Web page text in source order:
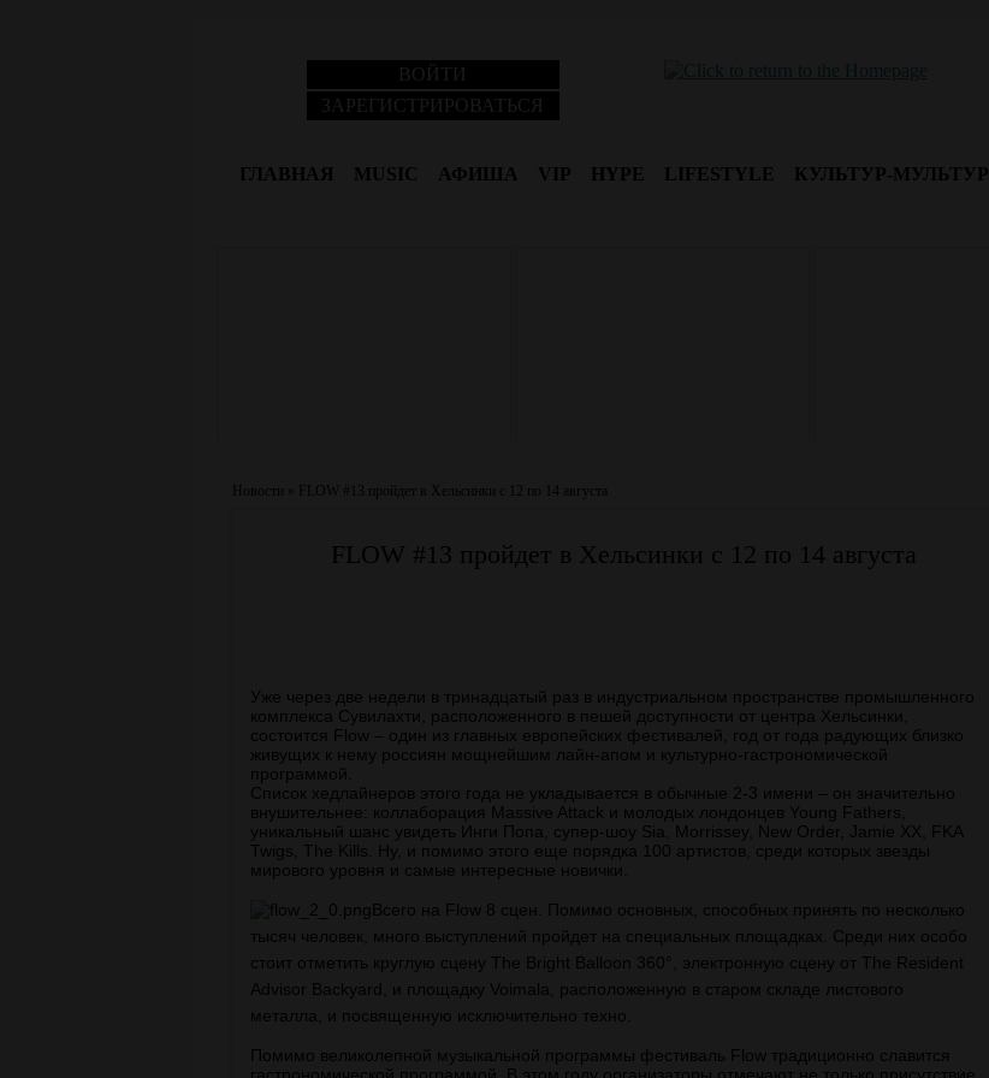
ВОЙТИ
ЗАРЕГИСТРИРОВАТЬСЯ
ГЛАВНАЯ MUSIC АФИША VIP HYPE LIFESTYLE КУЛЬТУР-МУЛЬТУР
Новости » FLOW #13 пройдет в Хельсинки с 12 по 14 августа
FLOW #13 пройдет в Хельсинки с 12 по 14 августа
Уже через две недели в тринадцатый раз в индустриальном пространстве промышленного
комплекса Сувилахти, расположенного в пешей доступности от центра Хельсинки,
состоится Flow – один из главных европейских фестивалей, год от года радующих близко
живущих к нему россиян мощнейшим лайн-апом и культурно-гастрономической
программой.
Список хедлайнеров этого года не укладывается в обычные 2-3 имени – он значительно
внушительнее: коллаборация Massive Attack и молодых лондонцев Young Fathers,
уникальный шанс увидеть Инги Попа, супер-шоу Sia, Morrissey, New Order, Jamie XX, FKA
Twigs, The Kills. Ну, и помимо этого еще порядка 100 артистов, среди которых звезды
мирового уровня и самые интересные новички.
Всего на Flow 8 сцен. Помимо основных, способных принять по несколько
тысяч человек, много выступлений пройдет на специальных площадках. Среди них особо
стоит отметить круглую сцену The Bright Balloon 360°, электронную сцену от The Resident
Advisor Backyard, и площадку Voimala, расположенную в старом складе листового
металла, и посвященную исключительно техно.
Помимо великолепной музыкальной программы фестиваль Flow традиционно славится